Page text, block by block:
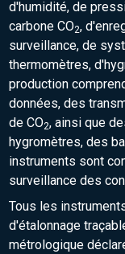
d'humidité, de
carbone CO2,
surveillance, de
thermomètres,
production
données, des
de CO2, ainsi que
hygromètres, des
instruments sont
surveillance des
Tous les
d'étalonnage
métrologique